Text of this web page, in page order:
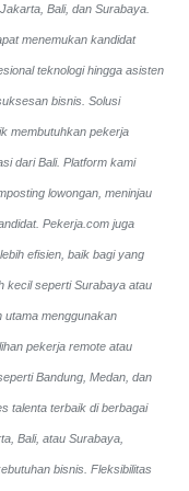
Bali, dan Surabaya.
menemukan kandidat
teknologi hingga asisten
bisnis. Solusi
membutuhkan pekerja
dari Bali. Platform kami
lowongan, meninjau
Pekerja.com juga
efisien, baik bagi yang
kecil seperti Surabaya atau
utama menggunakan
pekerja remote atau
Bandung, Medan, dan
talenta terbaik di berbagai
Bali, atau Surabaya,
bisnis. Fleksibilitas